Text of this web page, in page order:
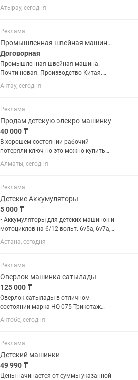
Азаттык 123. С 14:00 до 18:00. Тэн
стиральной машинки. Насос / помпа /
КЭН / электромагнитный...
Атырау, сегодня
Реклама
Промышленная швейная машинка
Договорная
Промышленная швейная машина.
Почти новая. Производство Китая.
Имеет несколько функций. Сенсорный
дисплей. Плавный переход.
Актау, сегодня
Реклама
Продам детскую элекро машинку
40 000 ₸
В хорошем состоянии рабочий
потеряли ключ но это можно купить
батарея новая зарядка имеется
Алматы, сегодня
Реклама
Детские Аккумуляторы
5 000 ₸
• Аккумуляторы для детских машинок и
мотоциклов на 6/12 вольт. 6v5a, 6v7a,
6V10А, 12v7a, 12V9А Аккумулятор на
12 вольт 7АН на мерседес и на другие
электромобиля...
Астана, сегодня
Реклама
Оверлок машинка сатылады
125 000 ₸
Оверлок сатылады в отличном
состоянии марка HQ-075 Трикотаж
мата жука мата созбай тігеді оте
ыңгайлы түрлі тігіс турі бар 4 жіпті
Актобе, сегодня
Реклама
Детский машинки
49 990 ₸
Цены начинается от суммы указанной